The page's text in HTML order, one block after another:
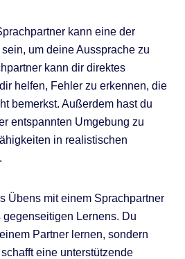
kann eine der
um deine Aussprache zu
kann dir direktes
helfen, Fehler zu erkennen, die
bemerkst. Außerdem hast du
entspannten Umgebung zu
in realistischen
Übens mit einem Sprachpartner
Lernens. Du
Partner lernen, sondern
eine unterstützende